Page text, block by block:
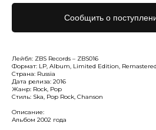
Сообщить о
Лейбл: ZBS Records – ZBS016
Формат: LP, Album, Limited Edition,
Страна: Russia
Дата релиза: 2016
Жанр: Rock, Pop
Стиль: Ska, Pop Rock, Chanson
Описание:
Альбом 2002 года